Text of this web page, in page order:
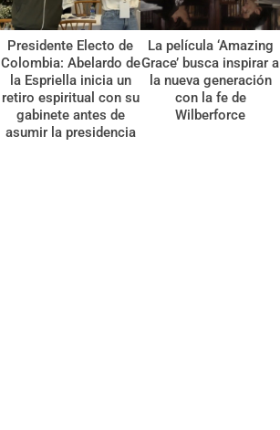
Presidente Electo de
Colombia: Abelardo de
la Espriella inicia un
retiro espiritual con su
gabinete antes de
asumir la presidencia
La película ‘Amazing
Grace’ busca inspirar a
la nueva generación
con la fe de
Wilberforce